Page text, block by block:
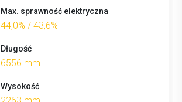
Max. sprawność elektryczna
44,0% / 43,6%
Długość
6556 mm
Wysokość